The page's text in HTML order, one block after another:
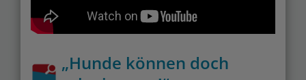
„Hunde können doch